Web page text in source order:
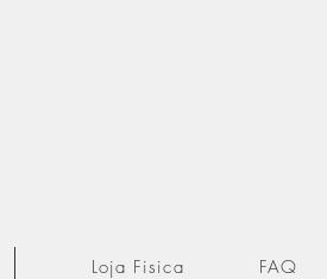
Loja Fisica FAQ